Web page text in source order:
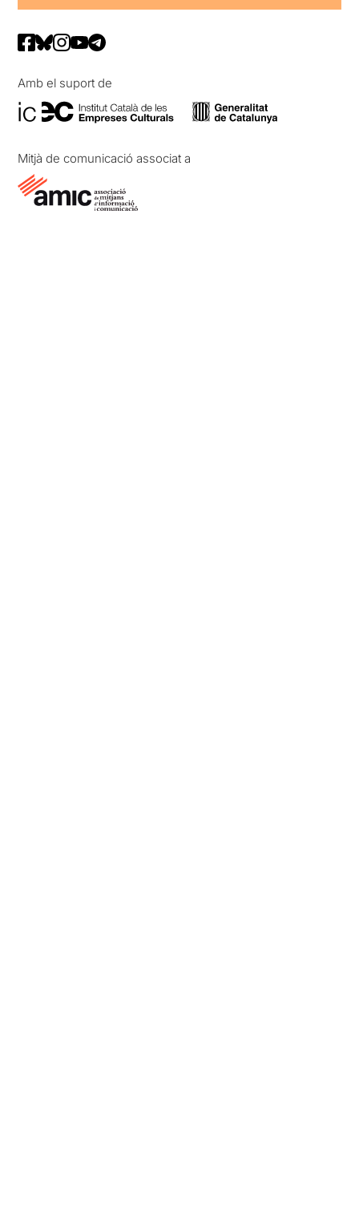
Amb el suport de
Mitjà de comunicació associat a